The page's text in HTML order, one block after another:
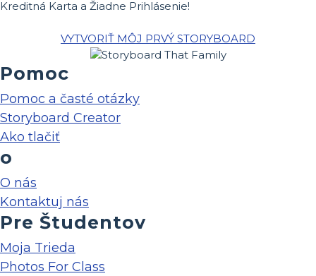
Kreditná Karta a Žiadne Prihlásenie!
VYTVORIŤ MÔJ PRVÝ STORYBOARD
Pomoc
Pomoc a časté otázky
Storyboard Creator
Ako tlačiť
o
O nás
Kontaktuj nás
Pre Študentov
Moja Trieda
Photos For Class